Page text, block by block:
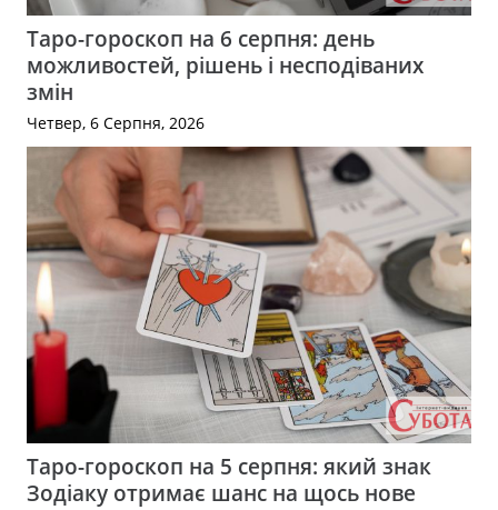
Таро-гороскоп на 6 серпня: день
можливостей, рішень і несподіваних
змін
Четвер, 6 Серпня, 2026
Таро-гороскоп на 5 серпня: який знак
Зодіаку отримає шанс на щось нове